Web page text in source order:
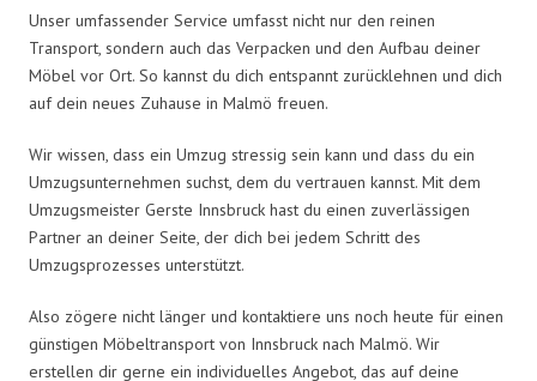
Unser umfassender Service umfasst nicht nur den reinen
Transport, sondern auch das Verpacken und den Aufbau deiner
Möbel vor Ort. So kannst du dich entspannt zurücklehnen und dich
auf dein neues Zuhause in Malmö freuen.
Wir wissen, dass ein Umzug stressig sein kann und dass du ein
Umzugsunternehmen suchst, dem du vertrauen kannst. Mit dem
Umzugsmeister Gerste Innsbruck hast du einen zuverlässigen
Partner an deiner Seite, der dich bei jedem Schritt des
Umzugsprozesses unterstützt.
Also zögere nicht länger und kontaktiere uns noch heute für einen
günstigen Möbeltransport von Innsbruck nach Malmö. Wir
erstellen dir gerne ein individuelles Angebot, das auf deine